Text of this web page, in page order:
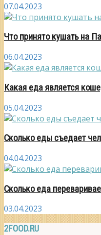
07.04.2023
Что принято кушать на
06.04.2023
Какая еда является
05.04.2023
Сколько еды съедает
04.04.2023
Сколько еда
03.04.2023
2FOOD.RU